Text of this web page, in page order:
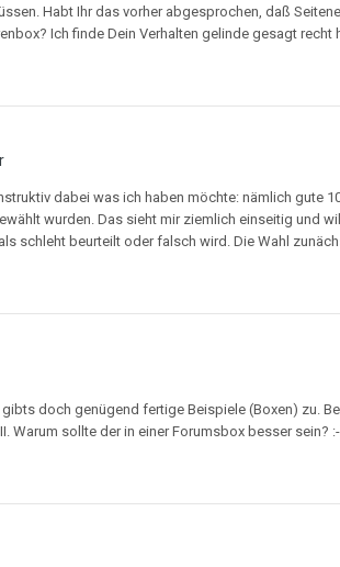
Habt Ihr das vorher abgesprochen, daß
Ich finde Dein Verhalten gelinde gesagt recht
dabei was ich haben möchte: nämlich gute
wurden. Das sieht mir ziemlich einseitig und
schleht beurteilt oder falsch wird. Die Wahl
doch genügend fertige Beispiele (Boxen) zu.
Warum sollte der in einer Forumsbox besser sein?